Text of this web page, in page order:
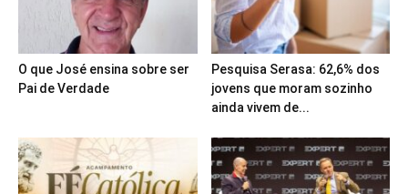
O que José ensina sobre ser
Pai de Verdade
Pesquisa Serasa: 62,6% dos
jovens que moram sozinho
ainda vivem de...